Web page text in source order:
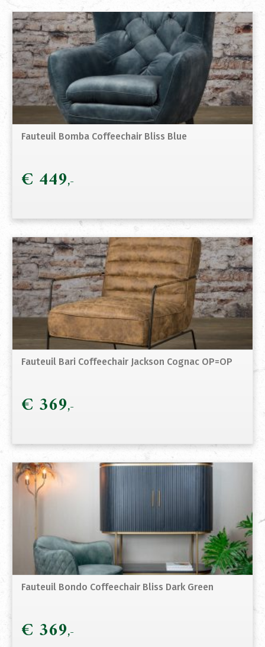
Fauteuil Bomba Coffeechair Bliss Blue
€ 449
Fauteuil Bari Coffeechair Jackson Cognac OP=OP
€ 369
Fauteuil Bondo Coffeechair Bliss Dark Green
€ 369